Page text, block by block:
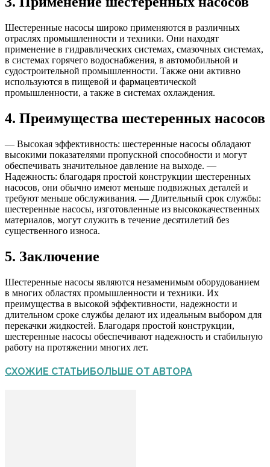
Шестеренные насосы широко применяются в различных
отраслях промышленности и техники. Они находят
применение в гидравлических системах, смазочных системах,
в системах горячего водоснабжения, в автомобильной и
судостроительной промышленности. Также они активно
используются в пищевой и фармацевтической
промышленности, а также в системах охлаждения.
4. Преимущества шестеренных насосов
— Высокая эффективность: шестеренные насосы обладают
высокими показателями пропускной способности и могут
обеспечивать значительное давление на выходе. —
Надежность: благодаря простой конструкции шестеренных
насосов, они обычно имеют меньше подвижных деталей и
требуют меньше обслуживания. — Длительный срок службы:
шестеренные насосы, изготовленные из высококачественных
материалов, могут служить в течение десятилетий без
существенного износа.
5. Заключение
Шестеренные насосы являются незаменимым оборудованием
в многих областях промышленности и техники. Их
преимущества в высокой эффективности, надежности и
длительном сроке службы делают их идеальным выбором для
перекачки жидкостей. Благодаря простой конструкции,
шестеренные насосы обеспечивают надежность и стабильную
работу на протяжении многих лет.
СХОЖИЕ СТАТЬИБОЛЬШЕ ОТ АВТОРА